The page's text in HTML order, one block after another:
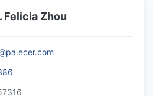
Felicia Zhou